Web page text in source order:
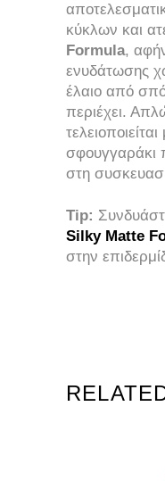
κύκλων και
Formula,
ενυδάτωσης
έλαιο από
περιέχει.
σφουγγαράκι
στη
Tip:
Silky Matte
στην